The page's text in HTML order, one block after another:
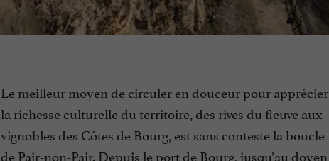
Le meilleur moyen de circuler en douceur pour apprécier
la richesse culturelle du territoire, des rives du fleuve aux
vignobles des Côtes de Bourg, est sans conteste la boucle
de Pair-non-Pair. Depuis le port de Bourg, jusqu’au doyen